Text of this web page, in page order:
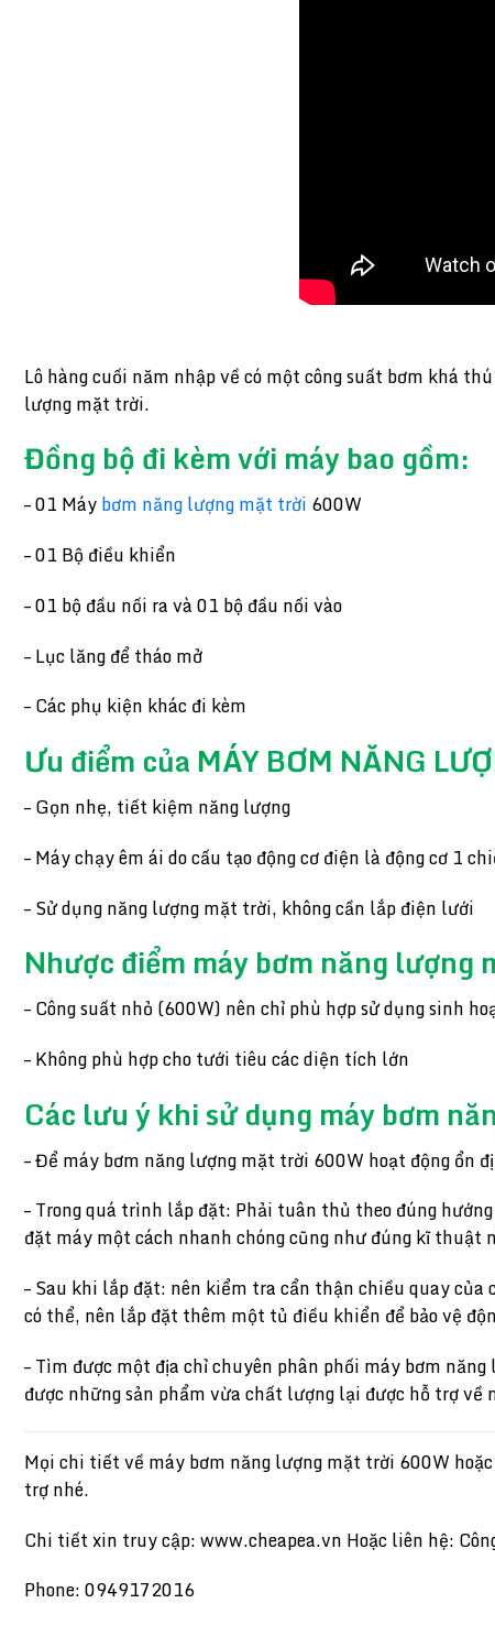
Lô hàng cuối năm nhập về có một công suất bơm khá
lượng mặt trời.
Đồng bộ đi kèm với máy bao gồm:
– 01 Máybơm năng lượng mặt trời 600W
– 01 Bộ điều khiển
– 01 bộ đầu nối ra và 01 bộ đầu nối vào
– Lục lăng để tháo mở
– Các phụ kiện khác đi kèm
Ưu điểm của MÁY BƠM NĂNG
– Gọn nhẹ, tiết kiệm năng lượng
– Máy chạy êm ái do cấu tạo động cơ điện là động cơ 1
– Sử dụng năng lượng mặt trời, không cần lắp điện lưới
Nhược điểm máy bơm năng lượng
– Công suất nhỏ (600W) nên chỉ phù hợp sử dụng sinh
– Không phù hợp cho tưới tiêu các diện tích lớn
Các lưu ý khi sử dụng máy bơm
– Để máy bơm năng lượng mặt trời 600W hoạt động ổn
– Trong quá trình lắp đặt: Phải tuân thủ theo đúng
đặt máy một cách nhanh chóng cũng như đúng kĩ thuật
– Sau khi lắp đặt: nên kiểm tra cẩn thận chiều quay của
có thể, nên lắp đặt thêm một tủ điều khiển để bảo vệ
– Tìm được một địa chỉ chuyên phân phối máy bơm
được những sản phẩm vừa chất lượng lại được hỗ trợ
Mọi chi tiết về máy bơm năng lượng mặt trời 600W
trợ nhé.
Chi tiết xin truy cập: www.cheapea.vn Hoặc liên hệ:
Phone: 0949172016